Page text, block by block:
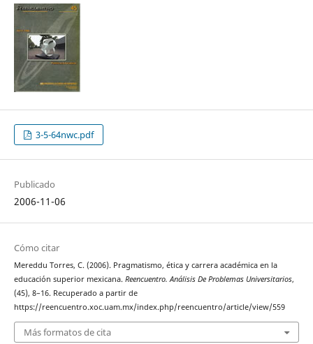
3-5-64nwc.pdf
Publicado
2006-11-06
Cómo citar
Mereddu Torres, C. (2006). Pragmatismo, ética y carrera académica en la
educación superior mexicana. Reencuentro. Análisis De Problemas Universitarios,
(45), 8–16. Recuperado a partir de
https://reencuentro.xoc.uam.mx/index.php/reencuentro/article/view/559
Más formatos de cita